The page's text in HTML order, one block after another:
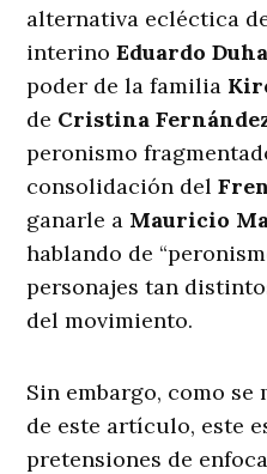
alternativa ecléctica
interinoEduardo
poder de la familia
de Cristina
peronismo
consolidación del
ganarle a Mauricio
hablando de
personajes tan
del movimiento.
Sin embargo, como
de este artículo, este
pretensiones de